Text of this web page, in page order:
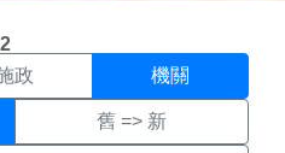
頁面
政 機關
舊 => 新